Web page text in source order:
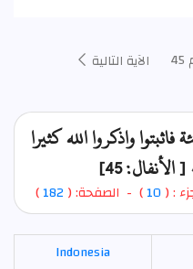
الآية التالية
فاثبتوا واذكروا الله كثيرا
45]
: (
10) - الصفحة: ( 182
)
Indonesia